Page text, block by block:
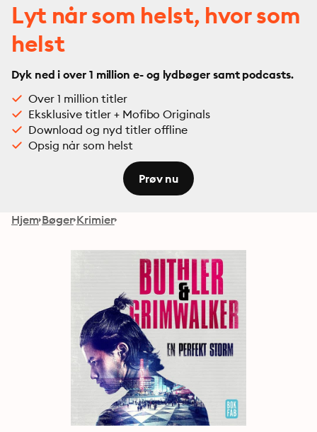
Lyt når som helst, hvor som
helst
Dyk ned i over 1 million e- og lydbøger samt podcasts.
Over 1 million titler
Eksklusive titler + Mofibo Originals
Download og nyd titler offline
Opsig når som helst
Prøv nu
Hjem Bøger Krimier